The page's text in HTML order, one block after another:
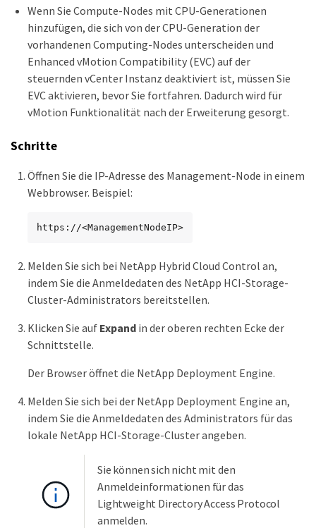
Wenn Sie Compute-Nodes mit CPU-Generationen
hinzufügen, die sich von der CPU-Generation der
vorhandenen Computing-Nodes unterscheiden und
Enhanced vMotion Compatibility (EVC) auf der
steuernden vCenter Instanz deaktiviert ist, müssen Sie
EVC aktivieren, bevor Sie fortfahren. Dadurch wird für
vMotion Funktionalität nach der Erweiterung gesorgt.
Schritte
Öffnen Sie die IP-Adresse des Management-Node in einem
Webbrowser. Beispiel:
https://<ManagementNodeIP>
Melden Sie sich bei NetApp Hybrid Cloud Control an,
indem Sie die Anmeldedaten des NetApp HCI-Storage-
Cluster-Administrators bereitstellen.
Klicken Sie auf Expandin der oberen rechten Ecke der
Schnittstelle.
Der Browser öffnet die NetApp Deployment Engine.
Melden Sie sich bei der NetApp Deployment Engine an,
indem Sie die Anmeldedaten des Administrators für das
lokale NetApp HCI-Storage-Cluster angeben.
Sie können sich nicht mit den
Anmeldeinformationen für das
Lightweight Directory Access Protocol
anmelden.